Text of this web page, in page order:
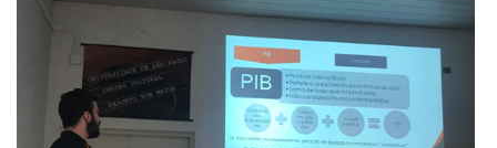
Dirigentes
Notícias e Eventos
Informações para ingressantes